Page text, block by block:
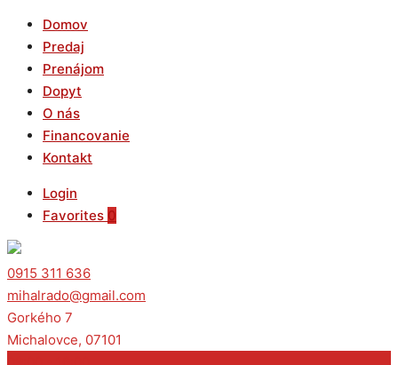
Domov
Predaj
Prenájom
Dopyt
O nás
Financovanie
Kontakt
Login
Favorites 0
0915 311 636
mihalrado@gmail.com
Gorkého 7
Michalovce, 07101